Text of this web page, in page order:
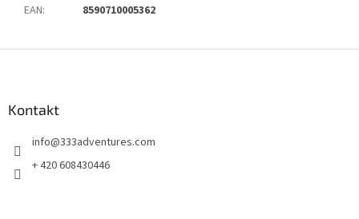
EAN: 8590710005362
Kontakt
info@333adventures.com
+ 420 608430446